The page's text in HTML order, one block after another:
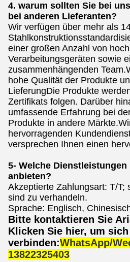
4. warum sollten Sie bei
bei anderen Lieferanten?
Wir verfügen über mehr als
einer großen Anzahl von
Verarbeitungsgeräten sowie
zusammenhängenden
hohe Qualität der Produkte
LieferungDie Produkte
Zertifikats folgen. Darüber
umfassende Erfahrung bei
Produkte in andere
hervorragenden
versprechen Ihnen einen
5- Welche
anbieten?
Akzeptierte Zahlungsart: T/T;
sind zu verhandeln.
Sprache: Englisch,
Bitte kontaktieren Sie
Klicken Sie hier, um
verbinden:WhatsApp/
13822325403